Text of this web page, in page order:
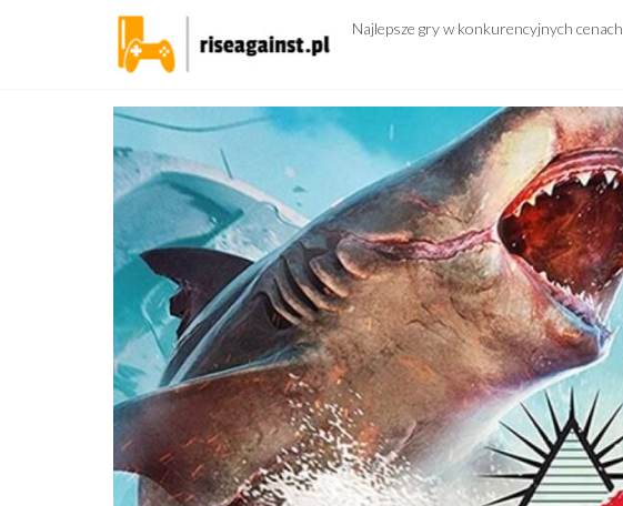
Najlepsze gry w konkurencyjnych cenach